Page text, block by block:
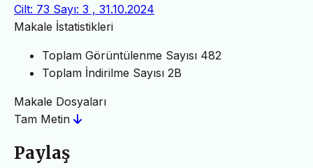
Cilt: 73 Sayı: 3 , 31.10.2024
Makale İstatistikleri
Toplam Görüntülenme Sayısı 482
Toplam İndirilme Sayısı 2B
Makale Dosyaları
Tam Metin
Paylaş